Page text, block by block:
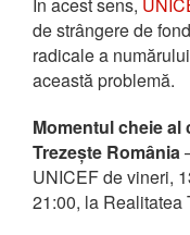
de strângere de
radicale a
această problemă.
Momentul cheie al
Trezește România
UNICEF de vineri,
21:00, la Realitatea